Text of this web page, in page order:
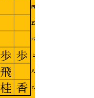
四
五
六
七
八
九
歩
香
歩
飛
桂